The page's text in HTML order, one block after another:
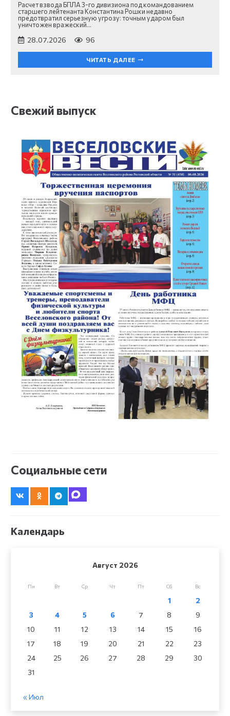
Расчет взвода БПЛА 3-го дивизиона под командованием
старшего лейтенанта Константина Рошки недавно
предотвратил серьезную угрозу: точным ударом был
уничтожен вражеский…
28.07.2026 96
ЧИТАТЬ ДАЛЕЕ
Свежий выпуск
Социальные сети
Календарь
Август 2026
Пн Вт Ср Чт Пт Сб Вс
1
2
3
4 5 6 7 8
9
10
11 12 13 14 15
16
17
18 19 20 21 22
23
24
25 26 27 28 29
30
31
« Июл